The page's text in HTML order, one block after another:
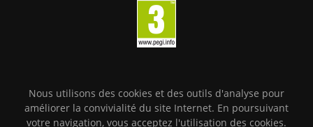
Nous utilisons des cookies et des outils d'analyse pour
améliorer la convivialité du site Internet. En poursuivant
votre navigation, vous acceptez l'utilisation des cookies.